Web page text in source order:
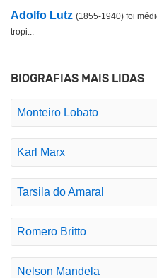
Adolfo Lutz (1855-1940) foi
tropi...
BIOGRAFIAS MAIS LIDAS
Monteiro Lobato
Karl Marx
Tarsila do Amaral
Romero Britto
Nelson Mandela